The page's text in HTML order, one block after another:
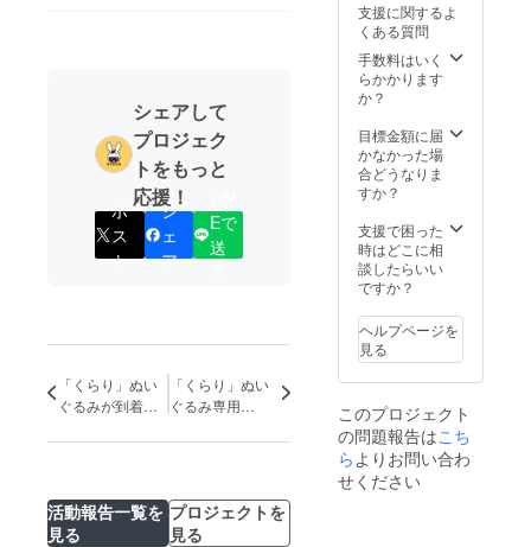
シェアして
プロジェク
トをもっと
応援！
ポ
ス
ト
シ
ェ
ア
Eで
送
「くらり」ぬい
ぐるみが到着さ
まへ
「くらり」ぬい
ぐるみ専用
装」を発送いた
活動報告一覧を
見る
プロジェクトを
見る
スと中
身は同
じで
す。
テッ
カー１
枚 マス
キング
コット
ンバッ
グ１つ
２種 ク
リア
ファイ
ル１枚
ジ６種
（新作
４種・
既存２
メガサ
イズぬ
いぐる
みは達
成後に
支援に関するよ
くある質問
手数料はいく
らかかります
か？
目標金額に届
かなかった場
合どうなりま
すか？
支援で困った
時はどこに相
談したらいい
ですか？
ヘルプページを
見る
このプロジェクト
の問題報告はこち
らよりお問い合わ
せください